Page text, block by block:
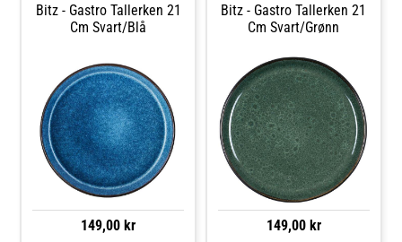
Bitz - Gastro Tallerken 21
Cm Svart/blå
149,00 kr
Bitz - Gastro Tallerken 21
Cm Svart/grønn
149,00 kr